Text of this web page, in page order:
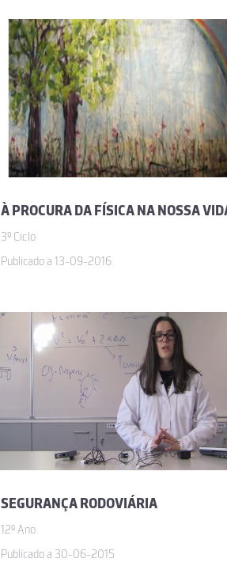
À PROCURA DA FÍSICA NA NOSSA
3º Ciclo
Publicado a 13-09-2016
SEGURANÇA RODOVIÁRIA
12º Ano
Publicado a 30-06-2015